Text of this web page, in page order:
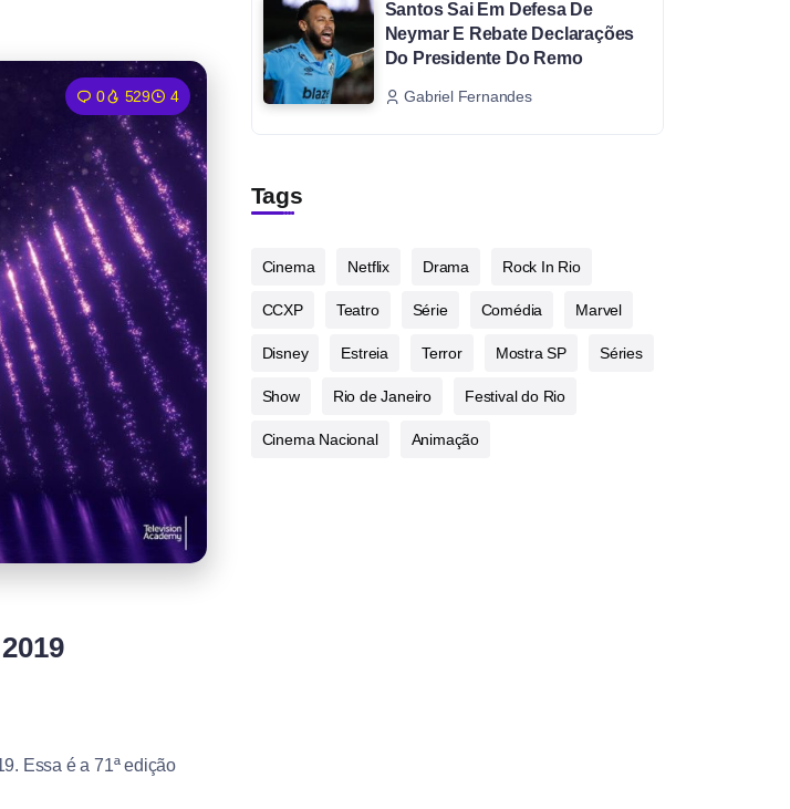
0 529 4
Essa é a 71ª edição
Santos Sai Em Defesa De
Neymar E Rebate Declarações
Do Presidente Do Remo
Gabriel Fernandes
Tags
Cinema Netflix Drama Rock In Rio
CCXP Teatro Série Comédia Marvel
Disney Estreia Terror Mostra SP Séries
Show Rio de Janeiro Festival do Rio
Cinema Nacional Animação